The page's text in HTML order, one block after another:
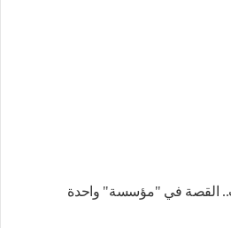
القصة في "مؤسسة" واحدة